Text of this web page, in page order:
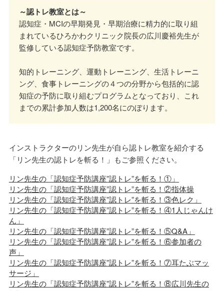
～認トレ教室とは～
認知症・MCIの早期発見・早期治療に精力的に取り組
まれているひろかわクリニック院長の広川慶裕先生が
監修している認知症予防教室です。
知的トレーニング、運動トレーニング、生活トレーニ
ング、食事トレーニングの４つの分野から包括的に認
知症の予防に取り組むプログラムとなっており、これ
までの累計参加人数は1,200名にのぼります。
インストラクターのリン先生が自ら認トレ教室を紹介する
「リン先生の認トレを斬る！」もご参照ください。
リン先生の「認知症予防講座”認トレ”を斬る！①」
リン先生の「認知症予防講座”認トレ”を斬る！②指体操
リン先生の「認知症予防講座”認トレ”を斬る！③色レク」
リン先生の「認知症予防講座”認トレ”を斬る！④1人じゃんけ
ん」
リン先生の「認知症予防講座”認トレ”を斬る！⑤Q&A」
リン先生の「認知症予防講座”認トレ”を斬る！⑥参加者の
声」
リン先生の「認知症予防講座”認トレ”を斬る！⑦耳たぶマッ
サージ」
リン先生の「認知症予防講座”認トレ”を斬る！⑧広川先生の